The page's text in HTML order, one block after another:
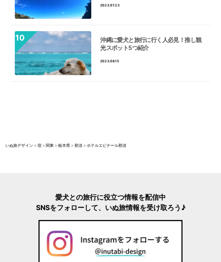
2023.07.23
沖縄に愛犬と旅行に行く人必見！推し観
光スポット5つ紹介
2023.08.15
いぬ旅デザイン >宿 >関東 >栃木県 >那須 > ホテルエピナール那須
愛犬との旅行に役立つ情報を配信中
SNSをフォローして、いぬ旅情報を受け取ろう♪